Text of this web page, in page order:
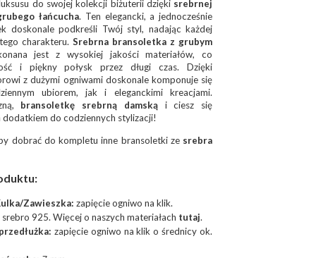
do swojej kolekcji biżuterii dzięki srebrnej
łańcucha. Ten elegancki, a jednocześnie
doskonale podkreśli Twój styl, nadając każdej
charakteru. Srebrna bransoletka z grubym
jest z wysokiej jakości materiałów, co
i piękny połysk przez długi czas. Dzięki
z dużymi ogniwami doskonale komponuje się
ubiorem, jak i eleganckimi kreacjami.
bransoletkę srebrną damskąi ciesz się
do codziennych stylizacji!
dobrać do kompletu inne bransoletki ze srebra
Zawieszka: zapięcie ogniwo na klik.
srebro 925. Więcej o naszych materiałach tutaj.
zapięcie ogniwo na klik o średnicy ok.